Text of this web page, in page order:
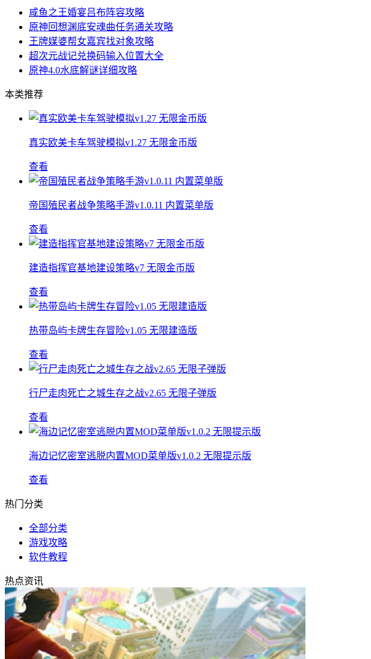
咸鱼之王婚宴吕布阵容攻略
原神回想渊底安魂曲任务通关攻略
王牌媒婆帮女嘉宾找对象攻略
超次元战记兑换码输入位置大全
原神4.0水底解谜详细攻略
本类推荐
真实欧美卡车驾驶模拟v1.27 无限金币版
查看
帝国殖民者战争策略手游v1.0.11 内置菜单版
查看
建造指挥官基地建设策略v7 无限金币版
查看
热带岛屿卡牌生存冒险v1.05 无限建造版
查看
行尸走肉死亡之城生存之战v2.65 无限子弹版
查看
海边记忆密室逃脱内置MOD菜单版v1.0.2 无限提示版
查看
热门分类
全部分类
游戏攻略
软件教程
热点资讯